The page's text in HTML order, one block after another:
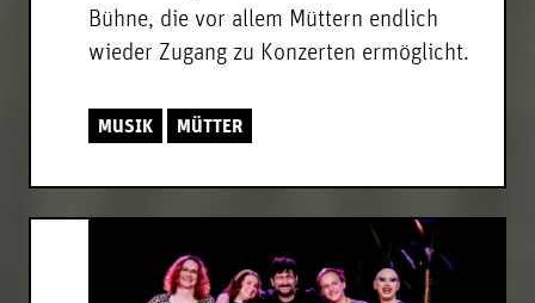
Bühne, die vor allem Müttern endlich
wieder Zugang zu Konzerten ermöglicht.
MUSIK MÜTTER